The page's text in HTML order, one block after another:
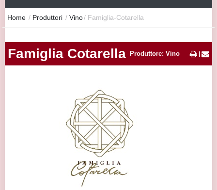
Home / Produttori / Vino/ Famiglia-Cotarella
Famiglia Cotarella Produttore: Vino |